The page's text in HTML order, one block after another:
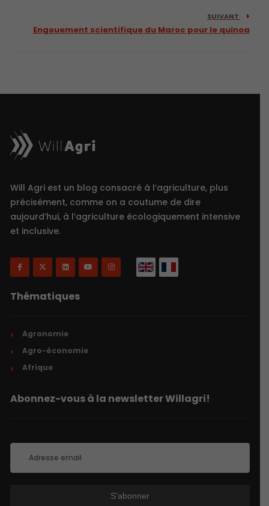
SUIVANT
Engouement scientifique du Maroc pour le quinoa
Will Agri est un blog consacré à l’agriculture, plus
précisément, comme on a coutume de dire
aujourd’hui, à l’agriculture écologiquement intensive
et inclusive.
Thématiques
Agronomie
Agro-économie
Afrique
Abonnez-vous à la newsletter Willagri!